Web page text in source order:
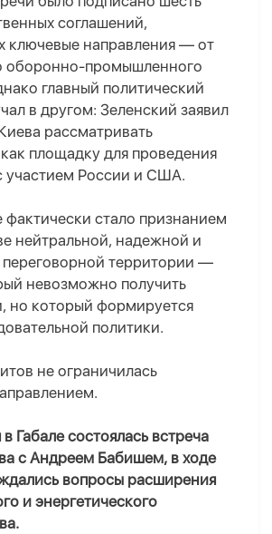
соглашений,
ключевые направления — от
оборонно-промышленного
главный политический
в другом: Зеленский заявил
рассматривать
площадку для проведения
участием России и США.
фактически стало признанием
нейтральной, надежной и
переговорной территории —
невозможно получить
но который формируется
политики.
не ограничилась
Габале состоялась встреча
с Андреем Бабишем, в ходе
вопросы расширения
и энергетического